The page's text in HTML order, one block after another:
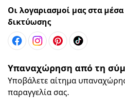
Οι λογαριασμοί μας στα
δικτύωσης
Υπαναχώρηση από τη
Υποβάλετε αίτημα
παραγγελία σας.